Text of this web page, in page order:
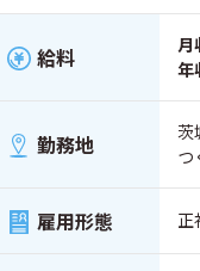
給料 月
年
勤務地
茨
つ
雇用形態 正